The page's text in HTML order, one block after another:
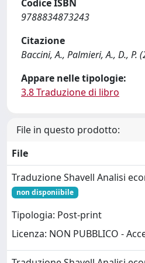
Codice ISBN
9788834873243
Citazione
Baccini, A., Palmieri, A., D.,
Appare nelle tipologie:
3.8 Traduzione di libro
File in questo prodotto:
File
Traduzione Shavell Analisi
non disponiibile
Tipologia: Post-print
Licenza: NON PUBBLICO -